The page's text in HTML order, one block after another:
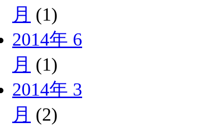
月 (1)
2014年 6
月 (1)
2014年 3
月 (2)